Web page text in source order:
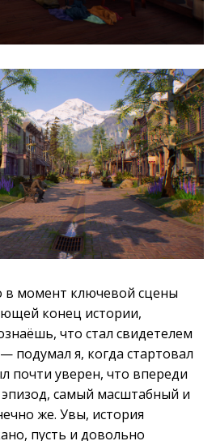
в момент ключевой сцены
конец истории,
что стал свидетелем
подумал я, когда стартовал
почти уверен, что впереди
самый масштабный и
же. Увы, история
пусть и довольно